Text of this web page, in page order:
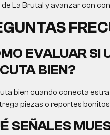
de La Brutal y avanzar con
EVALUAR SI
BIEN?
bien cuando conecta
piezas o reportes
SEÑALES